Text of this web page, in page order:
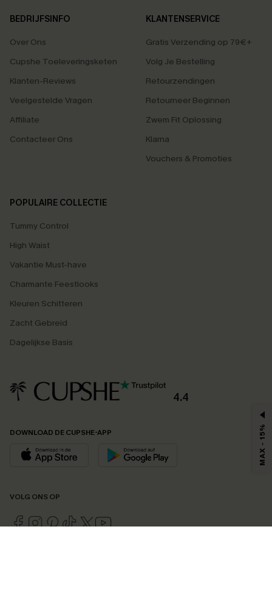
BEDRIJFSINFO
Over Ons
Cupshe Toeleveringsketen
Klanten-Reviews
Veelgestelde Vragen
Affiliate
Contacteer Ons
KLANTENSERVICE
Gratis Verzending op 79€+
Volg Je Bestelling
Retourzendingen
Retourneer Beginnen
Zwem Fit Oplossing
Klarna
Vouchers & Promoties
POPULAIRE COLLECTIE
Tummy Control
High Waist
Vakantie Must-have
Charmante Feestlooks
Kleuren Schitteren
Zacht Gebreid
Dagelijkse Basis
4.4
DOWNLOAD DE CUPSHE-APP
VOLG ONS OP
MAX - 15%